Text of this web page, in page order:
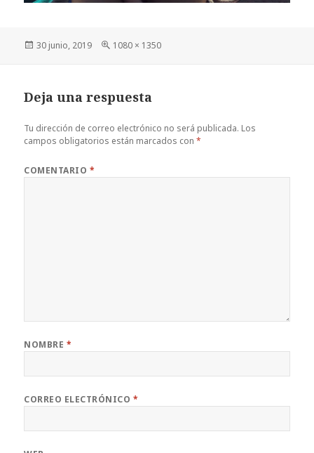
Publicado
30 junio, 2019
Tamaño
1080 × 1350
Deja una respuesta
Tu dirección de correo electrónico no será publicada. Los
campos obligatorios están marcados con*
COMENTARIO *
NOMBRE *
CORREO ELECTRÓNICO *